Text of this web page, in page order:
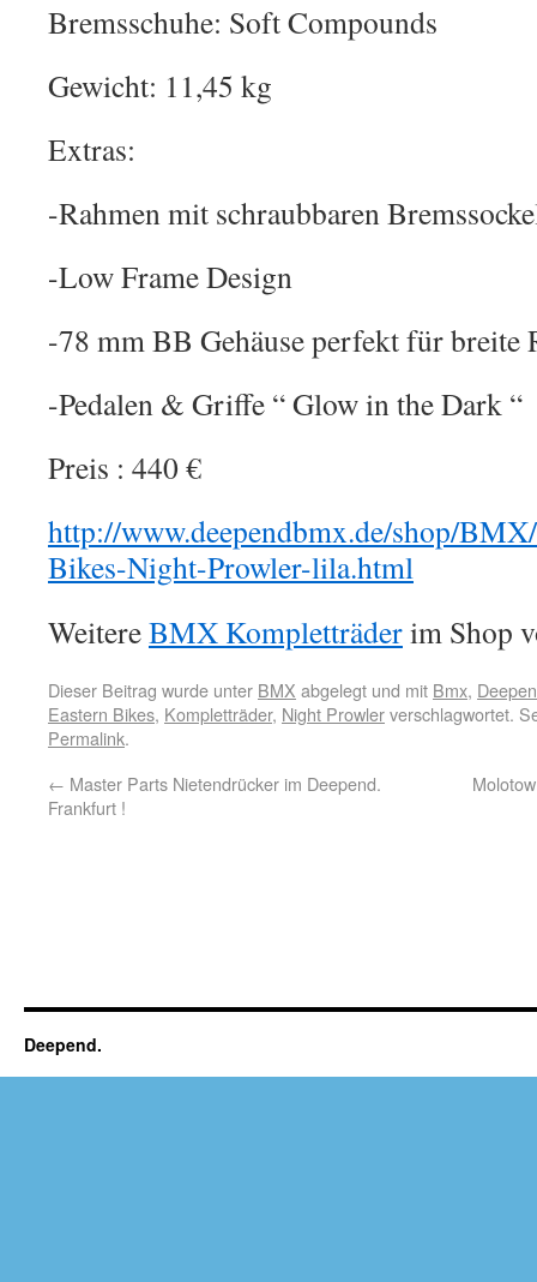
Bremsschuhe: Soft Compounds
Gewicht: 11,45 kg
Extras:
-Rahmen mit schraubbaren
-Low Frame Design
-78 mm BB Gehäuse perfekt für breite
-Pedalen & Griffe “ Glow in the Dark “
Preis : 440 €
http://www.deependbmx.de/shop/
Bikes-Night-Prowler-lila.html
WeitereBMX Kompletträderim Shop
Dieser Beitrag wurde unter BMX abgelegt und mit Bmx,
Eastern Bikes, Kompletträder, Night Prowlerverschlagwortet.
Permalink.
← Master Parts Nietendrücker im Deepend.
Frankfurt !
Deepend.